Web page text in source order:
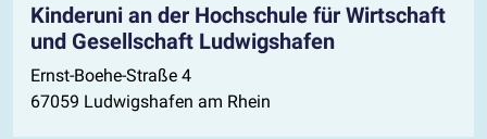
Kinderuni an der Hochschule für Wirtschaft
und Gesellschaft Ludwigshafen
Ernst-Boehe-Straße 4
67059 Ludwigshafen am Rhein